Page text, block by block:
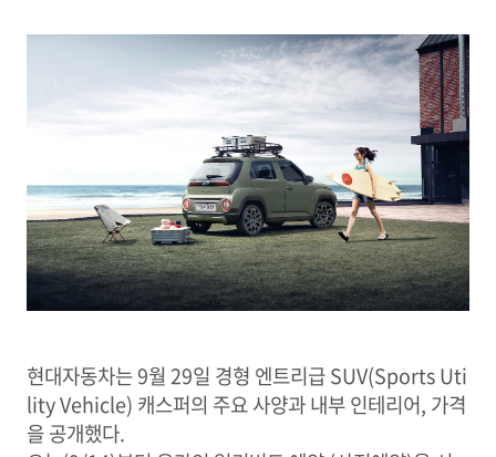
현대자동차는 9월 29일 경형 엔트리급 SUV(Sports Uti
lity Vehicle) 캐스퍼의 주요 사양과 내부 인테리어, 가격
을 공개했다.